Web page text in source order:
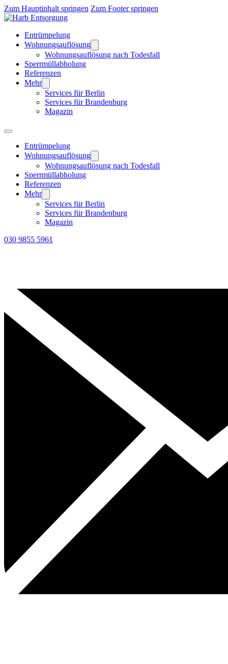
Zum Hauptinhalt springen Zum Footer springen
Entrümpelung
Wohnungsauflösung
Wohnungsauflösung nach Todesfall
Sperrmüllabholung
Referenzen
Mehr
Services für Berlin
Services für Brandenburg
Magazin
Entrümpelung
Wohnungsauflösung
Wohnungsauflösung nach Todesfall
Sperrmüllabholung
Referenzen
Mehr
Services für Berlin
Services für Brandenburg
Magazin
030 9855 5961